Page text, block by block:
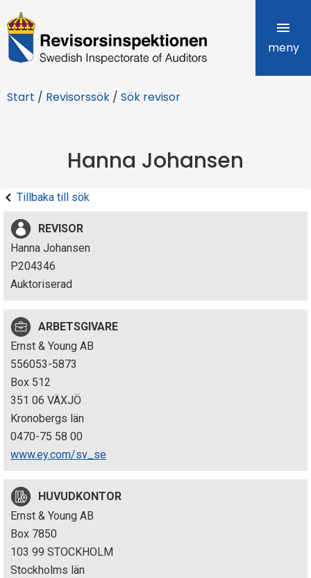
R
e
i
r
s
i
n
p
e
k
t
i
n
e
n
meny
Start / Revisorssök / Sök revisor
Hanna Johansen
Tillbaka till sök
REVISOR
Hanna Johansen
P204346
Auktoriserad
ARBETSGIVARE
Ernst & Young AB
556053-5873
Box 512
351 06 VÄXJÖ
Kronobergs län
0470-75 58 00
www.ey.com/sv_se
HUVUDKONTOR
Ernst & Young AB
Box 7850
103 99 STOCKHOLM
Stockholms län